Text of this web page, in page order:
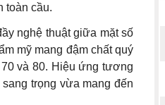
toàn cầu.
nghệ thuật giữa mặt số
mỹ mang đậm chất quý
và 80. Hiệu ứng tương
trọng vừa mang đến